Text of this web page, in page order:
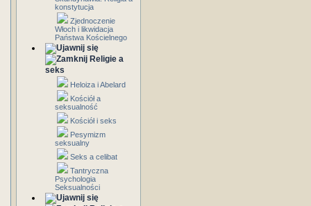
konstytucja
Zjednoczenie
Włoch i likwidacja
Państwa Kościelnego
Religie a
seks
Heloiza i Abelard
Kościół a
seksualność
Kościół i seks
Pesymizm
seksualny
Seks a celibat
Tantryczna
Psychologia
Seksualności